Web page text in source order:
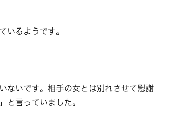
いるようです。
ないです。相手の女とは別れさせて慰謝
と言っていました。